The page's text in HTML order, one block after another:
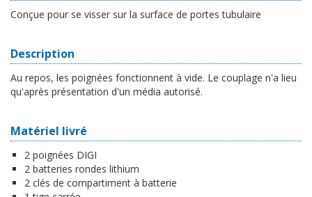
Conçue pour se visser sur la surface de portes tubulaire
Description
Au repos, les poignées fonctionnent à vide. Le couplage n'a lieu
qu'après présentation d'un média autorisé.
Matériel livré
2 poignées DIGI
2 batteries rondes lithium
2 clés de compartiment à batterie